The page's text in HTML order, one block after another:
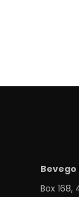
Box 168,